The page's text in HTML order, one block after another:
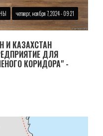
четверг, ноября 7, 2024 - 09:21
И КАЗАХСТАН
ДЛЯ
КОРИДОРА" -